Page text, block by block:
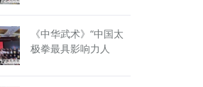
《中华武术》“中国太
极拳最具影响力人